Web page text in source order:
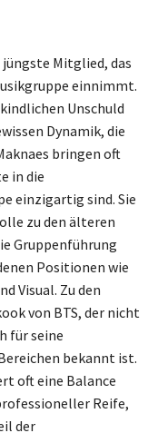
Mitglied, das
einnimmt.
Unschuld
Dynamik, die
bringen oft
in die
einzigartig sind. Sie
zu den älteren
Gruppenführung
Positionen wie
Visual. Zu den
von BTS, der nicht
für seine
bekannt ist.
oft eine Balance
Reife,
der